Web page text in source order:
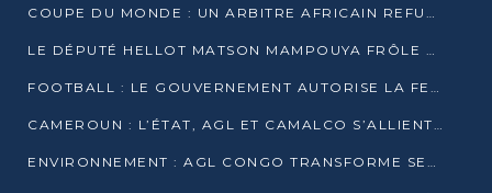
COUPE DU MONDE : UN ARBITRE AFRICAIN REFUSÉ À L’ENTRÉE DES ÉTATS-UNIS
LE DÉPUTÉ HELLOT MATSON MAMPOUYA FRÔLE LA MORT LORS D’UNE EMBUSCADE DZNS LE POOL
FOOTBALL : LE GOUVERNEMENT AUTORISE LA FECOFOOT À OCCUPER LES COMPLEXES SPORTIFS
CAMEROUN : L’ÉTAT, AGL ET CAMALCO S’ALLIENT POUR UN MÉGA-PROJET FERROVIAIRE
ENVIRONNEMENT : AGL CONGO TRANSFORME SES DÉCHETS EN OUTILS DE FORMATION